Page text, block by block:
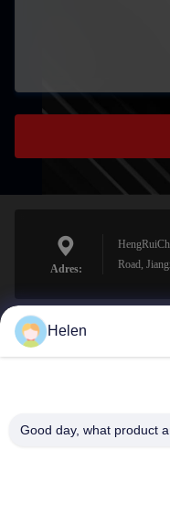
Adres:
Road,
Helen
Good day, what product